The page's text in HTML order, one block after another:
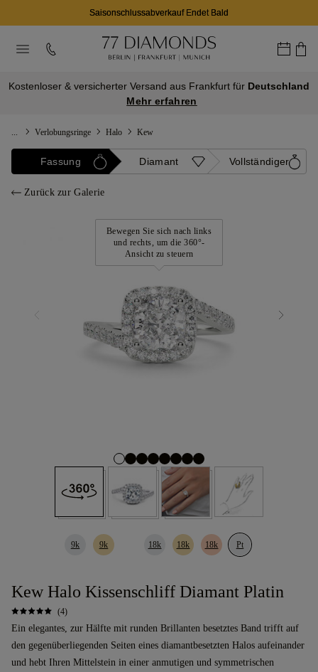
Saisonschlussabverkauf Endet Bald
Kostenloser & versicherter Versand aus Frankfurt für Deutschland
Mehr erfahren
Verlobungsringe Halo Kew
Fassung Diamant Vollständiger
Zurück zur Galerie
Bewegen Sie sich nach links
und rechts, um die 360°-
Ansicht zu steuern
9k 9k 18k 18k 18k Pt
Kew Halo Kissenschliff Diamant Platin
(4)
Ein elegantes, zur Hälfte mit runden Brillanten besetztes Band trifft auf
den gegenüberliegenden Seiten eines diamantbesetzten Halos aufeinander
und hebt Ihren Mittelstein in einer anmutigen und symmetrischen